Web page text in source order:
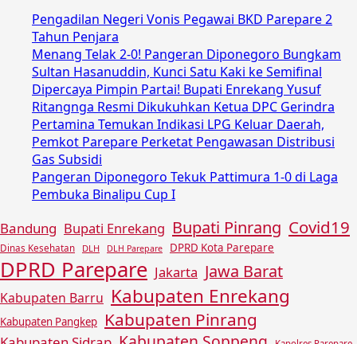
Pengadilan Negeri Vonis Pegawai BKD Parepare 2
Tahun Penjara
Menang Telak 2-0! Pangeran Diponegoro Bungkam
Sultan Hasanuddin, Kunci Satu Kaki ke Semifinal
Dipercaya Pimpin Partai! Bupati Enrekang Yusuf
Ritangnga Resmi Dikukuhkan Ketua DPC Gerindra
Pertamina Temukan Indikasi LPG Keluar Daerah,
Pemkot Parepare Perketat Pengawasan Distribusi
Gas Subsidi
Pangeran Diponegoro Tekuk Pattimura 1-0 di Laga
Pembuka Binalipu Cup I
Bandung Bupati Enrekang Bupati Pinrang Covid19
Dinas Kesehatan DLH DLH Parepare DPRD Kota Parepare
DPRD Parepare Jakarta Jawa Barat
Kabupaten Barru Kabupaten Enrekang
Kabupaten Pangkep Kabupaten Pinrang